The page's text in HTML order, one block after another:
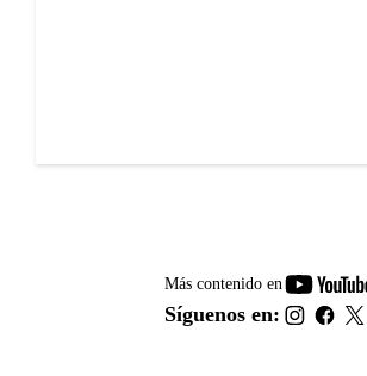
Más contenido en
Síguenos en: